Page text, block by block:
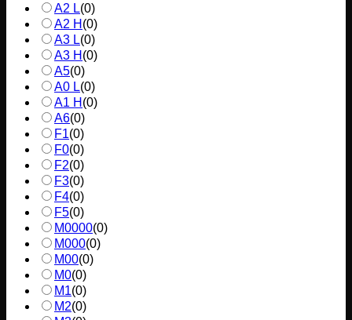
A2 L(0)
A2 H (0)
A3 L(0)
A3 H (0)
A5(0)
A0 L(0)
A1 H (0)
A6(0)
F1(0)
F0(0)
F2(0)
F3(0)
F4(0)
F5(0)
M0000(0)
M000(0)
M00(0)
M0(0)
M1(0)
M2(0)